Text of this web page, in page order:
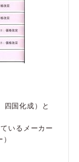
四国化成）と
いるメーカー